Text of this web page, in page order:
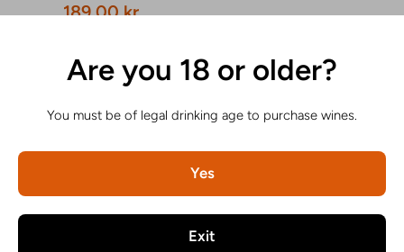
189,00 kr
HURTIGLENK
VILKÅR OG BETINGELSER
Are you 18 or older?
You must be of legal drinking age to purchase wines.
Yes
Exit